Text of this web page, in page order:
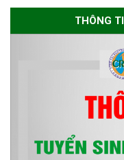
THÔNG